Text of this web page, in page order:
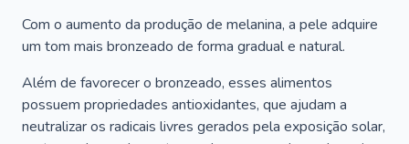
Com o aumento da produção de melanina, a pele adquire
um tom mais bronzeado de forma gradual e natural.
Além de favorecer o bronzeado, esses alimentos
possuem propriedades antioxidantes, que ajudam a
neutralizar os radicais livres gerados pela exposição solar,